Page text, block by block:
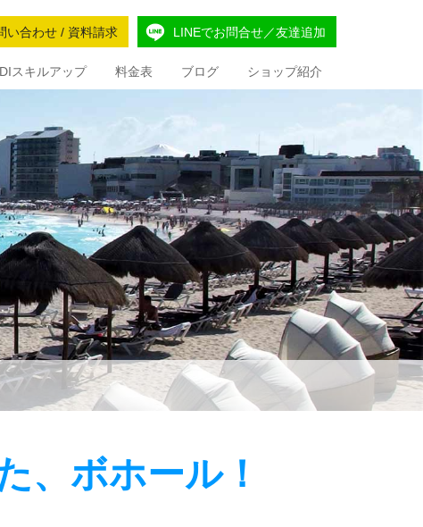
い合わせ / 資料請求 LINEでお問合せ／友達追加
スキルアップ 料金表 ブログ ショップ紹介
ボホール！